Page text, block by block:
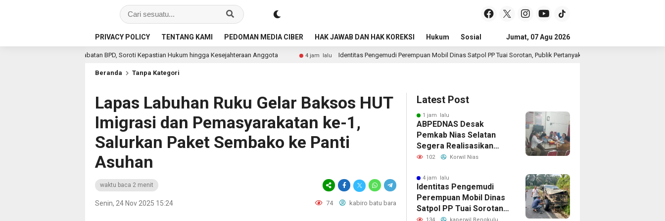
PRIVACY POLICY TENTANG KAMI PEDOMAN MEDIA CIBER HAK JAWAB DAN HAK KOREKSI Hukum Sosial Pendidikan Politik
Jumat, 07 Agu 2026
Masa Jabatan BPD, Soroti Kepastian Hukum hingga Kesejahteraan Anggota 4 jam lalu Identitas Pengemudi Perempuan Mobil Dinas Satpol PP Tuai Sorotan, Publik Pertanyakan Izin Penggunaan
Beranda Tanpa Kategori
Lapas Labuhan Ruku Gelar Baksos HUT
Imigrasi dan Pemasyarakatan ke-1,
Salurkan Paket Sembako ke Panti
Asuhan
waktu baca 2 menit
Senin, 24 Nov 2025 15:24 74 kabiro batu bara
Latest Post
1 jam lalu
ABPEDNAS Desak
Pemkab Nias Selatan
Segera Realisasikan
Perpanjangan Masa
Kepastian Hukum hingga
Kesejahteraan Anggota
102 Korwil Nias
4 jam lalu
Identitas Pengemudi
Perempuan Mobil Dinas
Satpol PP Tuai Sorotan,